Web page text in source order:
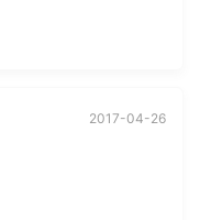
2017-04-26